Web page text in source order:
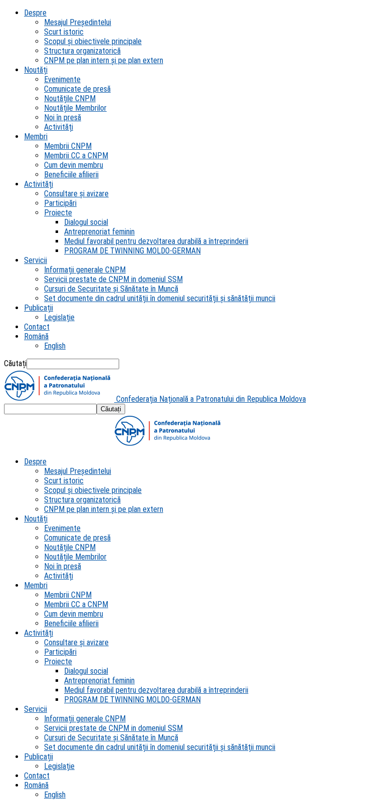
Despre
Mesajul Președintelui
Scurt istoric
Scopul şi obiectivele principale
Structura organizatorică
CNPM pe plan intern şi pe plan extern
Noutăți
Evenimente
Comunicate de presă
Noutățile CNPM
Noutățile Membrilor
Noi în presă
Activități
Membri
Membrii CNPM
Membrii CC a CNPM
Cum devin membru
Beneficiile afilierii
Activități
Consultare și avizare
Participări
Proiecte
Dialogul social
Antreprenoriat feminin
Mediul favorabil pentru dezvoltarea durabilă a întreprinderii
PROGRAM DE TWINNING MOLDO-GERMAN
Servicii
Informații generale CNPM
Servicii prestate de CNPM in domeniul SSM
Cursuri de Securitate și Sănătate în Muncă
Set documente din cadrul unității în domeniul securității și sănătății muncii
Publicații
Legislație
Contact
Română
English
Căutați
Confederația Națională a Patronatului din Republica Moldova
Despre
Mesajul Președintelui
Scurt istoric
Scopul şi obiectivele principale
Structura organizatorică
CNPM pe plan intern şi pe plan extern
Noutăți
Evenimente
Comunicate de presă
Noutățile CNPM
Noutățile Membrilor
Noi în presă
Activități
Membri
Membrii CNPM
Membrii CC a CNPM
Cum devin membru
Beneficiile afilierii
Activități
Consultare și avizare
Participări
Proiecte
Dialogul social
Antreprenoriat feminin
Mediul favorabil pentru dezvoltarea durabilă a întreprinderii
PROGRAM DE TWINNING MOLDO-GERMAN
Servicii
Informații generale CNPM
Servicii prestate de CNPM in domeniul SSM
Cursuri de Securitate și Sănătate în Muncă
Set documente din cadrul unității în domeniul securității și sănătății muncii
Publicații
Legislație
Contact
Română
English